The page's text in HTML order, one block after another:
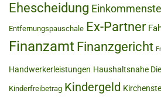
Ehescheidung
Entfernungspauschale Ex-Partner
Finanzamt Finanzgericht
Handwerkerleistungen Haushaltsnahe
Kinderfreibetrag Kindergeld